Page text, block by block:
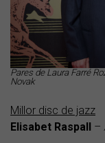
Pares de Laura Farré
Novak
Millor disc de jazz
Elisabet Raspall –